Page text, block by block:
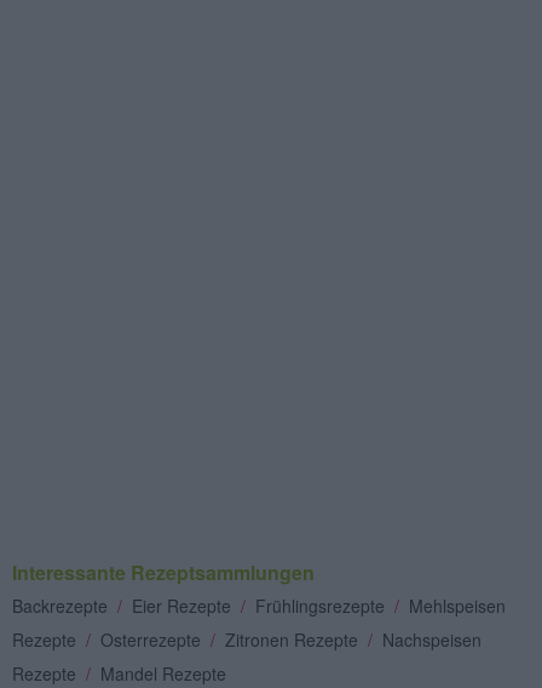
Interessante Rezeptsammlungen
Backrezepte / Eier Rezepte / Frühlingsrezepte / Mehlspeisen
Rezepte / Osterrezepte / Zitronen Rezepte / Nachspeisen
Rezepte / Mandel Rezepte